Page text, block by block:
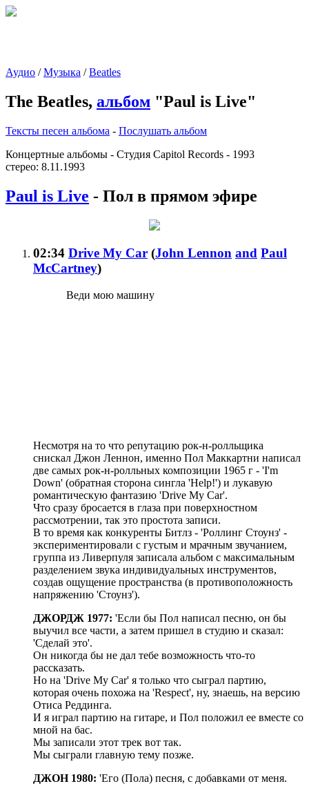
Аудио /Музыка /Beatles
The Beatles, альбом "Paul is Live"
Тексты песен альбома - Послушать альбом
Концертные альбомы - Студия Capitol Records - 1993
стерео: 8.11.1993
Paul is Live - Пол в прямом эфире
02:34 Drive My Car (John Lennon and Paul
McCartney)
Веди мою машину
Несмотря на то что репутацию рок-н-ролльщика
снискал Джон Леннон, именно Пол Маккартни написал
две самых рок-н-ролльных композиции 1965 г - 'I'm
Down' (обратная сторона сингла 'Help!') и лукавую
романтическую фантазию 'Drive My Car'.
Что сразу бросается в глаза при поверхностном
рассмотрении, так это простота записи.
В то время как конкуренты Битлз - 'Роллинг Стоунз' -
экспериментировали с густым и мрачным звучанием,
группа из Ливерпуля записала альбом с максимальным
разделением звука индивидуальных инструментов,
создав ощущение пространства (в противоположность
напряжению 'Стоунз').
ДЖОРДЖ 1977: 'Если бы Пол написал песню, он бы
выучил все части, а затем пришел в студию и сказал:
'Сделай это'.
Он никогда бы не дал тебе возможность что-то
рассказать.
Но на 'Drive My Car' я только что сыграл партию,
которая очень похожа на 'Respect', ну, знаешь, на версию
Отиса Реддинга.
И я играл партию на гитаре, и Пол положил ее вместе со
мной на бас.
Мы записали этот трек вот так.
Мы сыграли главную тему позже.
ДЖОН 1980: 'Его (Пола) песня, с добавками от меня.